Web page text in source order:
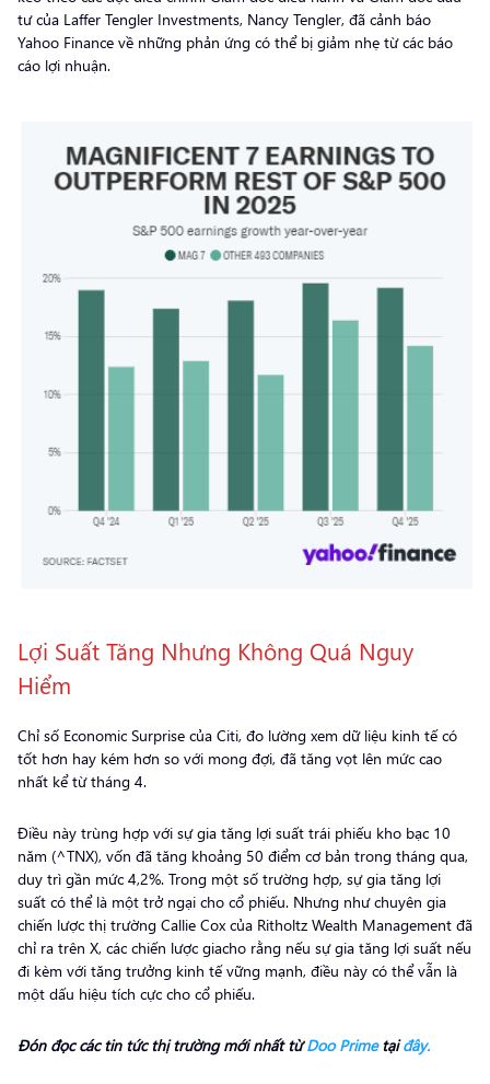
tư của Laffer Tengler Investments, Nancy Tengler, đã cảnh báo
Yahoo Finance về những phản ứng có thể bị giảm nhẹ từ các báo
cáo lợi nhuận.
Lợi Suất Tăng Nhưng Không Quá Nguy
Hiểm
Chỉ số Economic Surprise của Citi, đo lường xem dữ liệu kinh tế có
tốt hơn hay kém hơn so với mong đợi, đã tăng vọt lên mức cao
nhất kể từ tháng 4.
Điều này trùng hợp với sự gia tăng lợi suất trái phiếu kho bạc 10
năm (^TNX), vốn đã tăng khoảng 50 điểm cơ bản trong tháng qua,
duy trì gần mức 4,2%. Trong một số trường hợp, sự gia tăng lợi
suất có thể là một trở ngại cho cổ phiếu. Nhưng như chuyên gia
chiến lược thị trường Callie Cox của Ritholtz Wealth Management đã
chỉ ra trên X, các chiến lược giacho rằng nếu sự gia tăng lợi suất nếu
đi kèm với tăng trưởng kinh tế vững mạnh, điều này có thể vẫn là
một dấu hiệu tích cực cho cổ phiếu.
Đón đọc các tin tức thị trường mới nhất từDoo Primetạiđây.